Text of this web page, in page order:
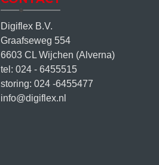
Digiflex B.V.
Graafseweg 554
6603 CL Wijchen (Alverna)
tel: 024 - 6455515
storing: 024 -6455477
info@digiflex.nl